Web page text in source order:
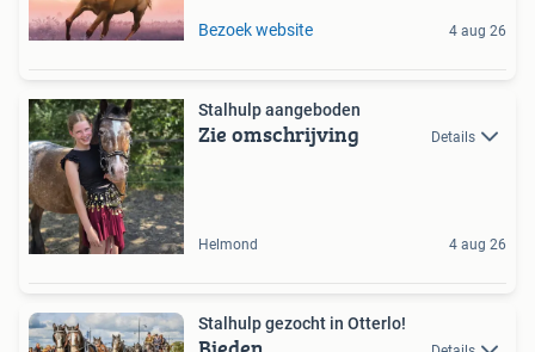
Bezoek website 4 aug 26
Stalhulp aangeboden
Zie omschrijving Details
Helmond 4 aug 26
Stalhulp gezocht in Otterlo!